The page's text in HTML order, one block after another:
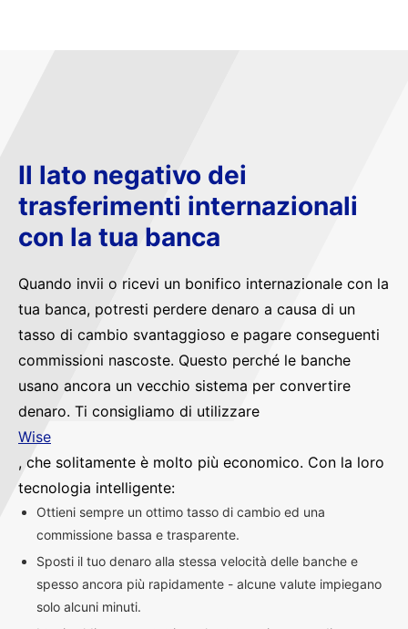
Il lato negativo dei
trasferimenti internazionali
con la tua banca
Quando invii o ricevi un bonifico internazionale con la
tua banca, potresti perdere denaro a causa di un
tasso di cambio svantaggioso e pagare conseguenti
commissioni nascoste. Questo perché le banche
usano ancora un vecchio sistema per convertire
denaro. Ti consigliamo di utilizzare
Wise
, che solitamente è molto più economico. Con la loro
tecnologia intelligente:
Ottieni sempre un ottimo tasso di cambio ed una
commissione bassa e trasparente.
Sposti il tuo denaro alla stessa velocità delle banche e
spesso ancora più rapidamente - alcune valute impiegano
solo alcuni minuti.